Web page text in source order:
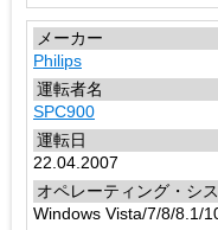
Philips
SPC900
22.04.2007
Windows Vista/7/8/8.1/